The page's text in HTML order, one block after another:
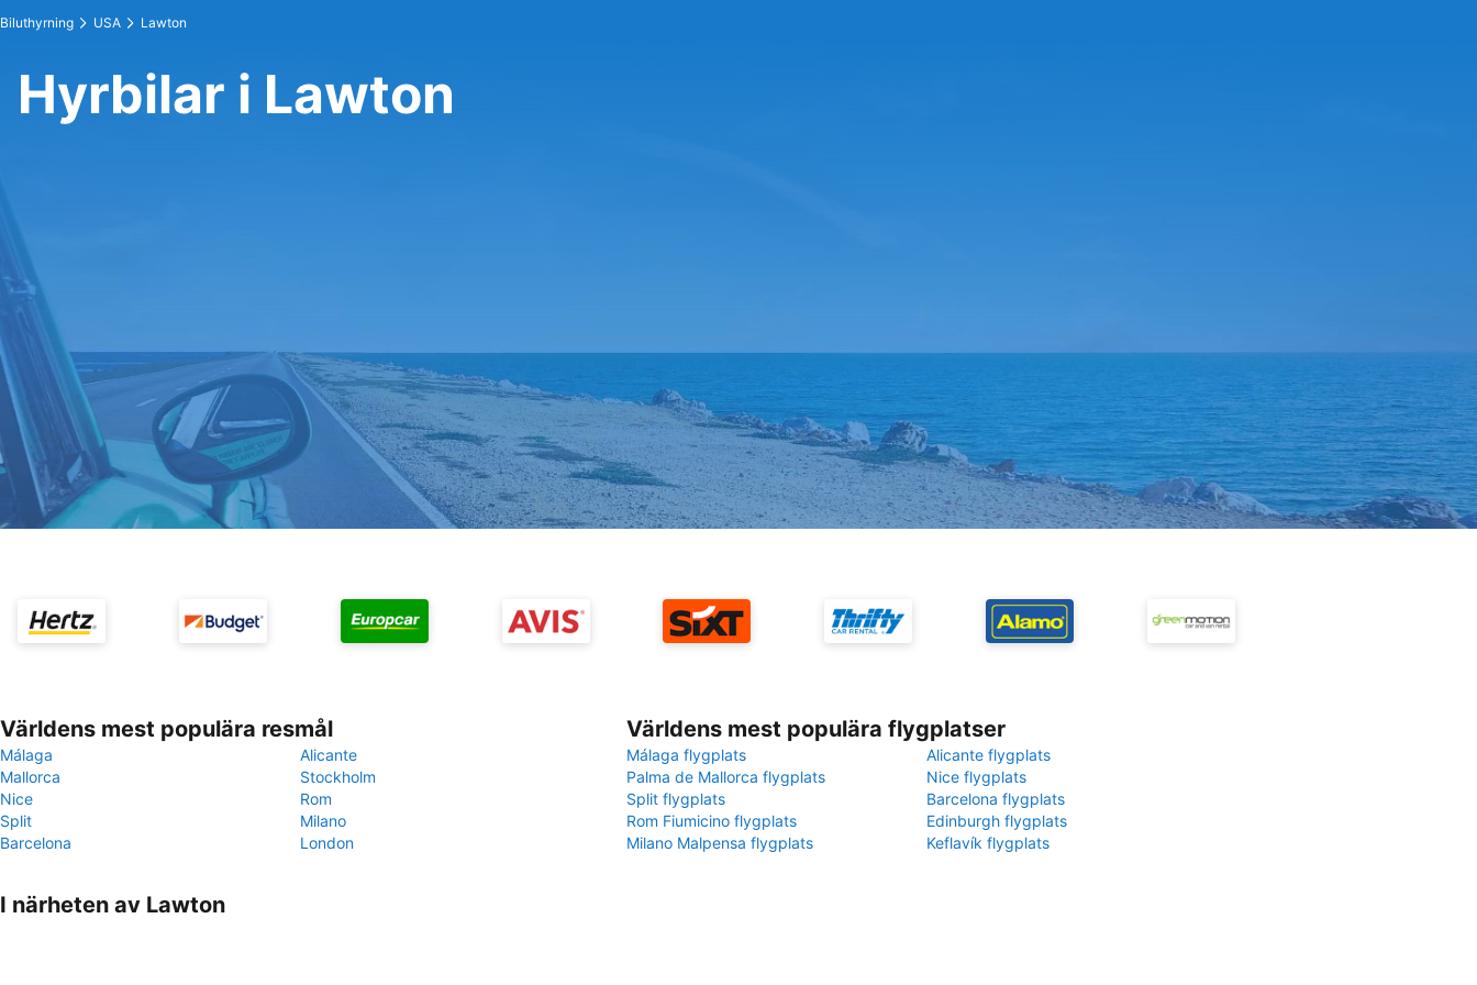
Biluthyrning USA Lawton
Hyrbilar i Lawton
Världens mest populära resmål
Málaga
Alicante
Mallorca
Stockholm
Nice
Rom
Split
Milano
Barcelona
London
Världens mest populära flygplatser
Málaga flygplats
Alicante flygplats
Palma de Mallorca flygplats
Nice flygplats
Split flygplats
Barcelona flygplats
Rom Fiumicino flygplats
Edinburgh flygplats
Milano Malpensa flygplats
Keflavík flygplats
I närheten av Lawton